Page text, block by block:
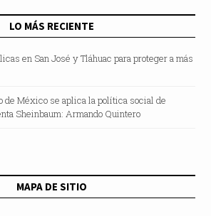
LO MÁS RECIENTE
en San José y Tláhuac para proteger a más
de México se aplica la política social de
Sheinbaum: Armando Quintero
MAPA DE SITIO